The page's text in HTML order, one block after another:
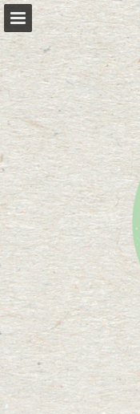
hornbach.sk
Náhľad stránky
Celá obrazovka
Súvisiace publikácie
Stiahnuť PDF
Vyhľadávať